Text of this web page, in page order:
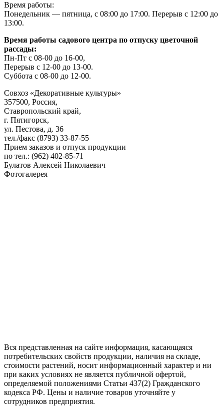
Время работы:
Понедельник — пятница, с 08:00 до 17:00. Перерыв с 12:00 до
13:00.
Время работы садового центра по отпуску цветочной
рассады:
Пн-Пт с 08-00 до 16-00,
Перерыв с 12-00 до 13-00.
Суббота с 08-00 до 12-00.
Совхоз «Декоративные культуры»
357500, Россия,
Ставропольский край,
г. Пятигорск,
ул. Пестова, д. 36
тел./факс (8793) 33-87-55
Прием заказов и отпуск продукции
по тел.: (962) 402-85-71
Булатов Алексей Николаевич
Фотогалерея
Вся представленная на сайте информация, касающаяся
потребительских свойств продукции, наличия на складе,
стоимости растений, носит информационный характер и ни
при каких условиях не является публичной офертой,
определяемой положениями Статьи 437(2) Гражданского
кодекса РФ. Цены и наличие товаров уточняйте у
сотрудников предприятия.